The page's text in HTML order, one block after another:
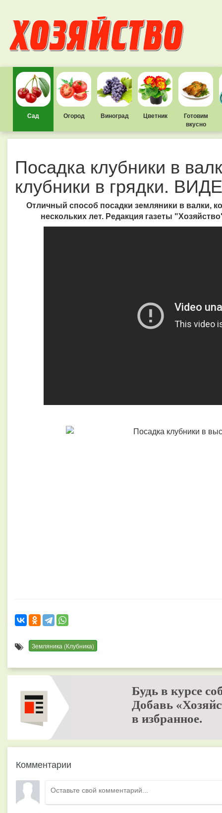
Сад Огород Виноград Цветник
Готовим
вкусно
Посадка клубники в
клубники в грядки.
Отличный способ посадки земляники в валки,
нескольких лет. Редакция газеты
Земляника (Клубника)
Будь в курсе
Добавь
в избранное.
Комментарии